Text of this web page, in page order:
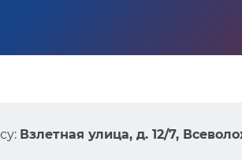
Взлетная улица, д. 12/7,